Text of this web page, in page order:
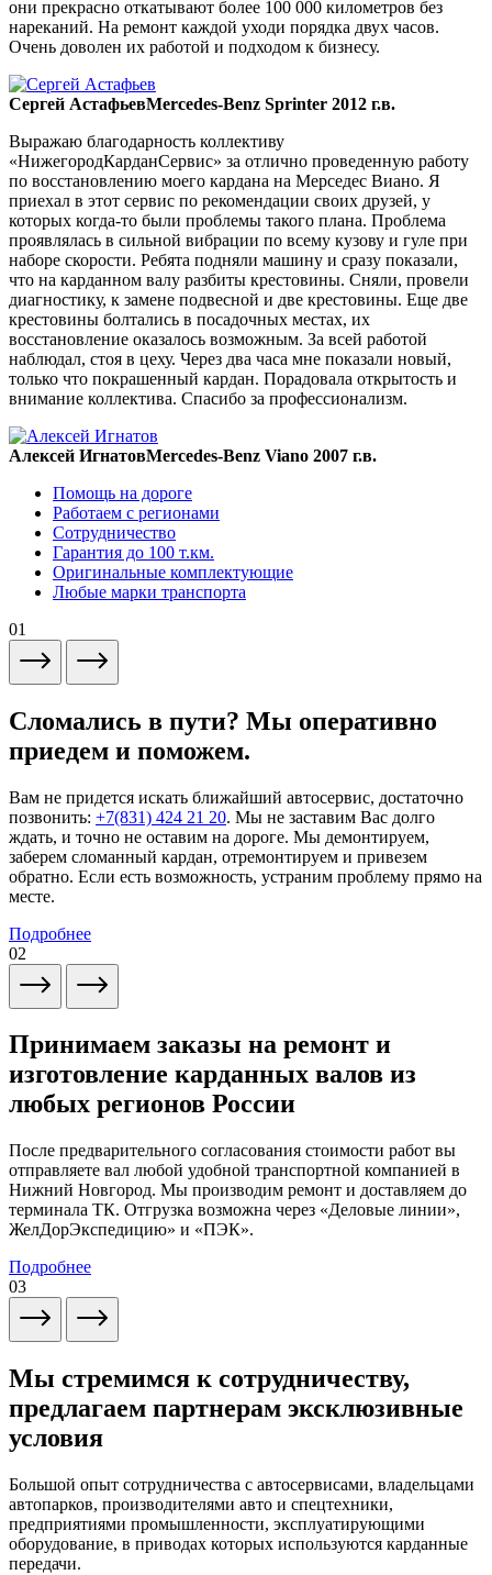
они прекрасно откатывают более 100 000 километров без
нареканий. На ремонт каждой уходи порядка двух часов.
Очень доволен их работой и подходом к бизнесу.
Сергей АстафьевMercedes-Benz Sprinter 2012 г.в.
Выражаю благодарность коллективу
«НижегородКарданСервис» за отлично проведенную работу
по восстановлению моего кардана на Мерседес Виано. Я
приехал в этот сервис по рекомендации своих друзей, у
которых когда-то были проблемы такого плана. Проблема
проявлялась в сильной вибрации по всему кузову и гуле при
наборе скорости. Ребята подняли машину и сразу показали,
что на карданном валу разбиты крестовины. Сняли, провели
диагностику, к замене подвесной и две крестовины. Еще две
крестовины болтались в посадочных местах, их
восстановление оказалось возможным. За всей работой
наблюдал, стоя в цеху. Через два часа мне показали новый,
только что покрашенный кардан. Порадовала открытость и
внимание коллектива. Спасибо за профессионализм.
Алексей ИгнатовMercedes-Benz Viano 2007 г.в.
Помощь на дороге
Работаем с регионами
Сотрудничество
Гарантия до 100 т.км.
Оригинальные комплектующие
Любые марки транспорта
01
Сломались в пути? Мы оперативно
приедем и поможем.
Вам не придется искать ближайший автосервис, достаточно
позвонить: +7(831) 424 21 20. Мы не заставим Вас долго
ждать, и точно не оставим на дороге. Мы демонтируем,
заберем сломанный кардан, отремонтируем и привезем
обратно. Если есть возможность, устраним проблему прямо на
месте.
Подробнее
02
Принимаем заказы на ремонт и
изготовление карданных валов из
любых регионов России
После предварительного согласования стоимости работ вы
отправляете вал любой удобной транспортной компанией в
Нижний Новгород. Мы производим ремонт и доставляем до
терминала ТК. Отгрузка возможна через «Деловые линии»,
ЖелДорЭкспедицию» и «ПЭК».
Подробнее
03
Мы стремимся к сотрудничеству,
предлагаем партнерам эксклюзивные
условия
Большой опыт сотрудничества с автосервисами, владельцами
автопарков, производителями авто и спецтехники,
предприятиями промышленности, эксплуатирующими
оборудование, в приводах которых используются карданные
передачи.